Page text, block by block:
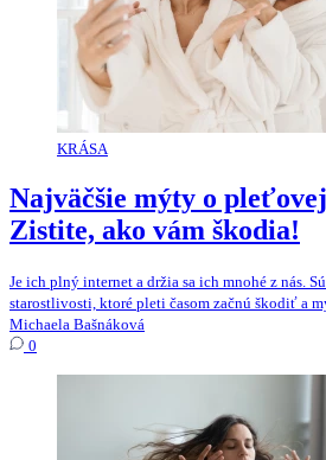
KRÁSA
Najväčšie mýty o
Zistite, ako vám škodia!
Je ich plný internet a držia sa ich mnohé z nás.
starostlivosti, ktoré pleti časom začnú škodiť a
Michaela Bašnáková
0